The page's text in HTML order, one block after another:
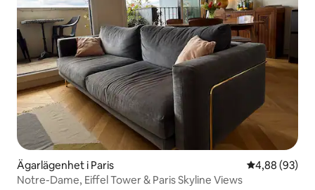
Ägarlägenhet i Paris 4,88 av 5 i
4,88 (93)
Notre-Dame, Eiffel Tower & Paris Skyline Views